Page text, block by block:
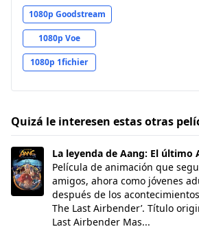
1080p Goodstream
1080p Voe
1080p 1fichier
Quizá le interesen estas otras
La leyenda de Aang: El último
La leyenda de Aang: El último
Película de animación que
amigos, ahora como jóvenes
después de los
The Last Airbender’. Título
Last Airbender Mas...